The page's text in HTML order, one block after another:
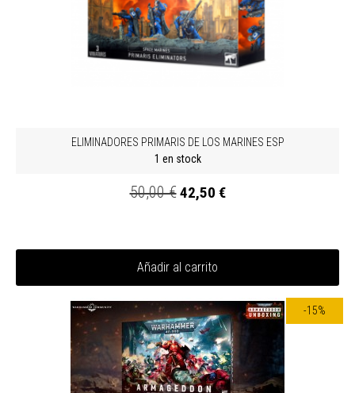
ELIMINADORES PRIMARIS DE LOS MARINES ESP
1 en stock
50,00 €42,50 €
Añadir al carrito
-15%